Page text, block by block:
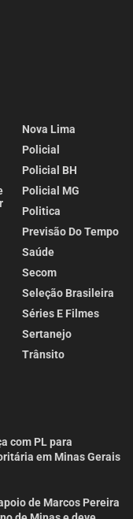
Nova Lima
Policial
Policial BH
Policial MG
Politica
Previsão Do Tempo
Saúde
Secom
Seleção Brasileira
Séries E Filmes
Sertanejo
Trânsito
com PL para
em Minas Gerais
de Marcos Pereira